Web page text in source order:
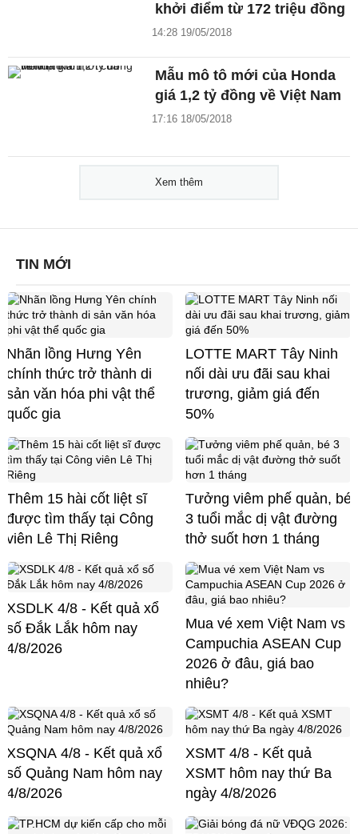
khởi điểm từ 172 triệu đồng
14:28 19/05/2018
Mẫu mô tô mới của Honda
giá 1,2 tỷ đồng về Việt Nam
17:16 18/05/2018
Xem thêm
TIN MỚI
Nhãn lồng Hưng Yên
chính thức trở thành di
sản văn hóa phi vật thể
quốc gia
LOTTE MART Tây Ninh
nối dài ưu đãi sau khai
trương, giảm giá đến
50%
Thêm 15 hài cốt liệt sĩ
được tìm thấy tại Công
viên Lê Thị Riêng
Tưởng viêm phế quản, bé
3 tuổi mắc dị vật đường
thở suốt hơn 1 tháng
XSDLK 4/8 - Kết quả xổ
số Đắk Lắk hôm nay
4/8/2026
Mua vé xem Việt Nam vs
Campuchia ASEAN Cup
2026 ở đâu, giá bao
nhiêu?
XSQNA 4/8 - Kết quả xổ
số Quảng Nam hôm nay
4/8/2026
XSMT 4/8 - Kết quả
XSMT hôm nay thứ Ba
ngày 4/8/2026